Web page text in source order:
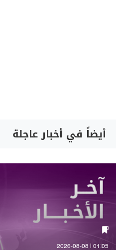
أيضاً في أخبار عاجلة
01:05 | 2026-08-08